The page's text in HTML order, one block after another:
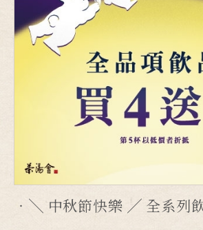
╲ 中秋節快樂 ╱ 全系列